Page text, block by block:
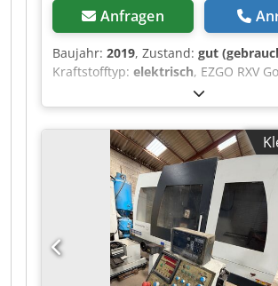
Anfragen
Baujahr: 2019, Zustand: gut
Kraftstofftyp: elektrisch, EZGO RXV
Elektrisch 4-Sitzer 2019 inkl.
kann per Whatsapp gesendet
Lagerbestand, siehe Webseite.
Aizja Preise ab Nuland. Van de Wert
bietet einen wechselnden Bestand an
Maschinen, Lkw, Anhängern und
Alle unsere Lieferungen erfolgen zu
Handelsbedingungen im AS-IS-
Garantien. (siehe unsere Allgemeinen
Geschäftsbedingungen) Für eine
und/oder Probefahrt können Sie